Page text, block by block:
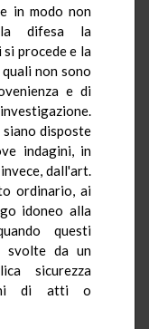
in modo non
difesa la
procede e la
non sono
e di
siano disposte
indagini, in
dall'art.
ordinario, ai
idoneo alla
questi
svolte da un
sicurezza
di atti o